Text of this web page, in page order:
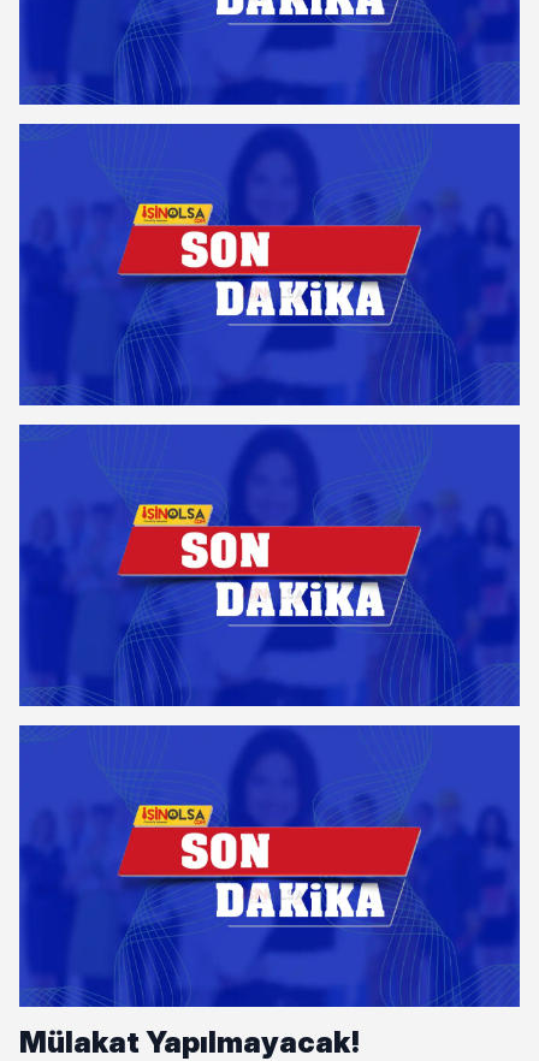
Mülakat Yapılmayacak!